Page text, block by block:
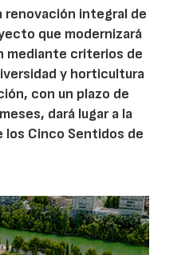
renovación integral de
que modernizará
mediante criterios de
y horticultura
con un plazo de
dará lugar a la
los Cinco Sentidos de